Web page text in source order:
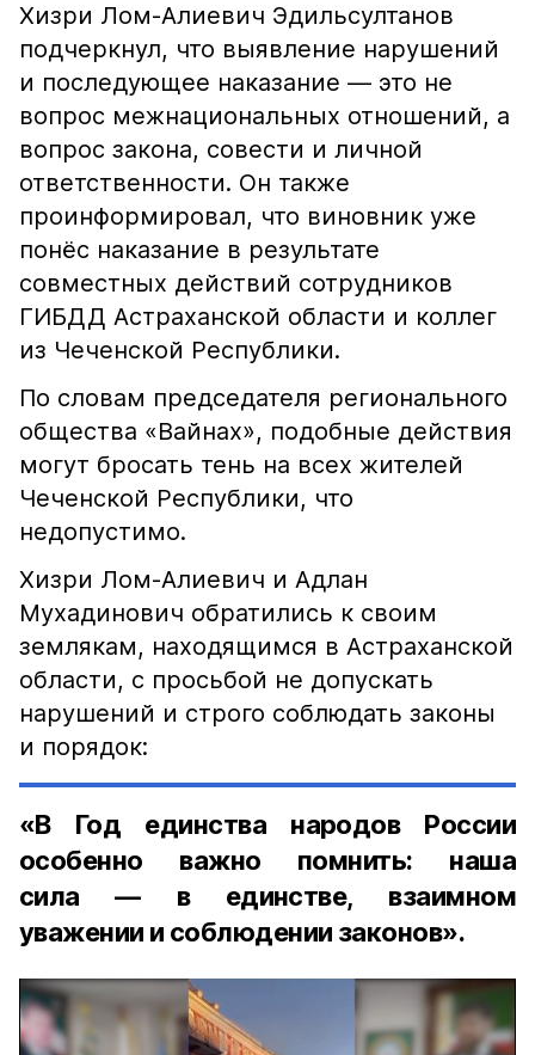
Хизри Лом-Алиевич Эдильсултанов
подчеркнул, что выявление нарушений
и последующее наказание — это не
вопрос межнациональных отношений, а
вопрос закона, совести и личной
ответственности. Он также
проинформировал, что виновник уже
понёс наказание в результате
совместных действий сотрудников
ГИБДД Астраханской области и коллег
из Чеченской Республики.
По словам председателя регионального
общества «Вайнах», подобные действия
могут бросать тень на всех жителей
Чеченской Республики, что
недопустимо.
Хизри Лом-Алиевич и Адлан
Мухадинович обратились к своим
землякам, находящимся в Астраханской
области, с просьбой не допускать
нарушений и строго соблюдать законы
и порядок:
«В Год единства народов России
особенно важно помнить: наша
сила — в единстве, взаимном
уважении и соблюдении законов».